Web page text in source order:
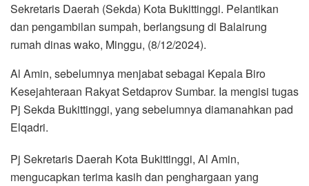
Sekretaris Daerah (Sekda) Kota Bukittinggi. Pelantikan
dan pengambilan sumpah, berlangsung di Balairung
rumah dinas wako, Minggu, (8/12/2024).
Al Amin, sebelumnya menjabat sebagai Kepala Biro
Kesejahteraan Rakyat Setdaprov Sumbar. Ia mengisi tugas
Pj Sekda Bukittinggi, yang sebelumnya diamanahkan pad
Elqadri.
Pj Sekretaris Daerah Kota Bukittinggi, Al Amin,
mengucapkan terima kasih dan penghargaan yang